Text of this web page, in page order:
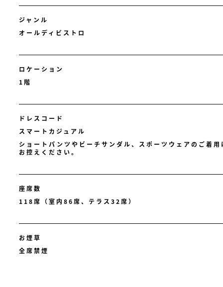
ジャンル
オールディビストロ
ロケーション
1階
ドレスコード
スマートカジュアル
ショートパンツやビーチサンダル、スポーツウェアのご着用
お控えください。
座席数
118席（室内86席、テラス32席）
お煙草
全席禁煙